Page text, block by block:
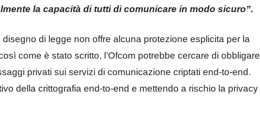
la capacità di tutti di comunicare in modo sicuro”.
di legge non offre alcuna protezione esplicita per la
come è stato scritto, l’Ofcom potrebbe cercare di obbligare
privati sui servizi di comunicazione criptati end-to-end.
della crittografia end-to-end e mettendo a rischio la privacy